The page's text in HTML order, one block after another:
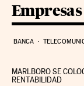
BANCA
MARLBORO SE
RENTABILIDAD